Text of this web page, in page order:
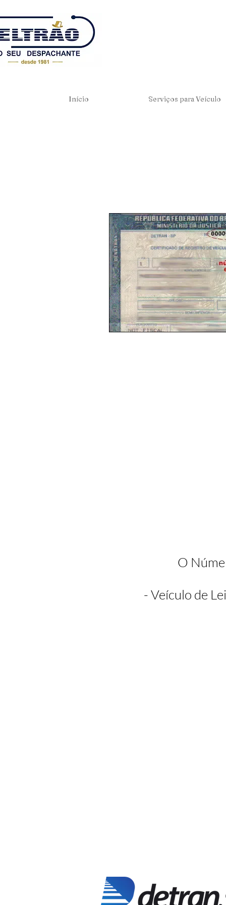
Início Serviços para Veículo
O
- Veículo de